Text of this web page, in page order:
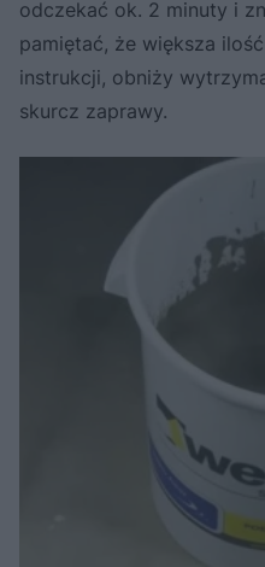
odczekać ok. 2 minuty i
pamiętać, że większa
instrukcji, obniży
skurcz zaprawy.